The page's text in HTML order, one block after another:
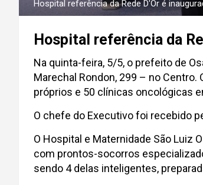
Hospital referência da Rede D'Or é
Hospital referência da
Na quinta-feira, 5/5, o prefeito de
Marechal Rondon, 299 – no
próprios e 50 clínicas oncológicas
O chefe do Executivo foi recebido
O Hospital e Maternidade São Luiz
com prontos-socorros
sendo 4 delas inteligentes,